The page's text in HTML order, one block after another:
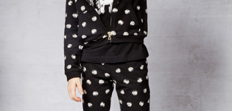
25%
Добавляйте товары